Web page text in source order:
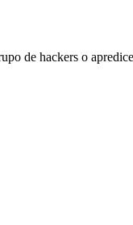
de hackers o